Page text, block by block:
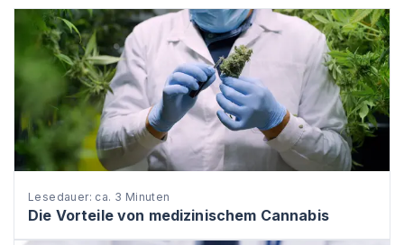
Lesedauer: ca. 3 Minuten
Die Vorteile von medizinischem Cannabis